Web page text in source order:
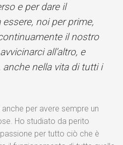
e per dare il
noi per prime,
il nostro
all’altro, e
nella vita di tutti i
per avere sempre un
Ho studiato da perito
per tutto ciò che è